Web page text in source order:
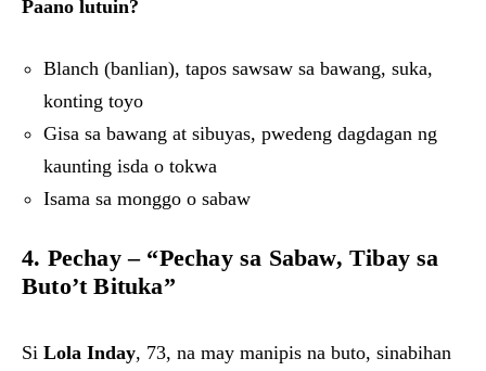
Paano lutuin?
Blanch (banlian), tapos sawsaw sa bawang, suka,
konting toyo
Gisa sa bawang at sibuyas, pwedeng dagdagan ng
kaunting isda o tokwa
Isama sa monggo o sabaw
4. Pechay – “Pechay sa Sabaw, Tibay sa
Buto’t Bituka”
Si Lola Inday, 73, na may manipis na buto, sinabihan